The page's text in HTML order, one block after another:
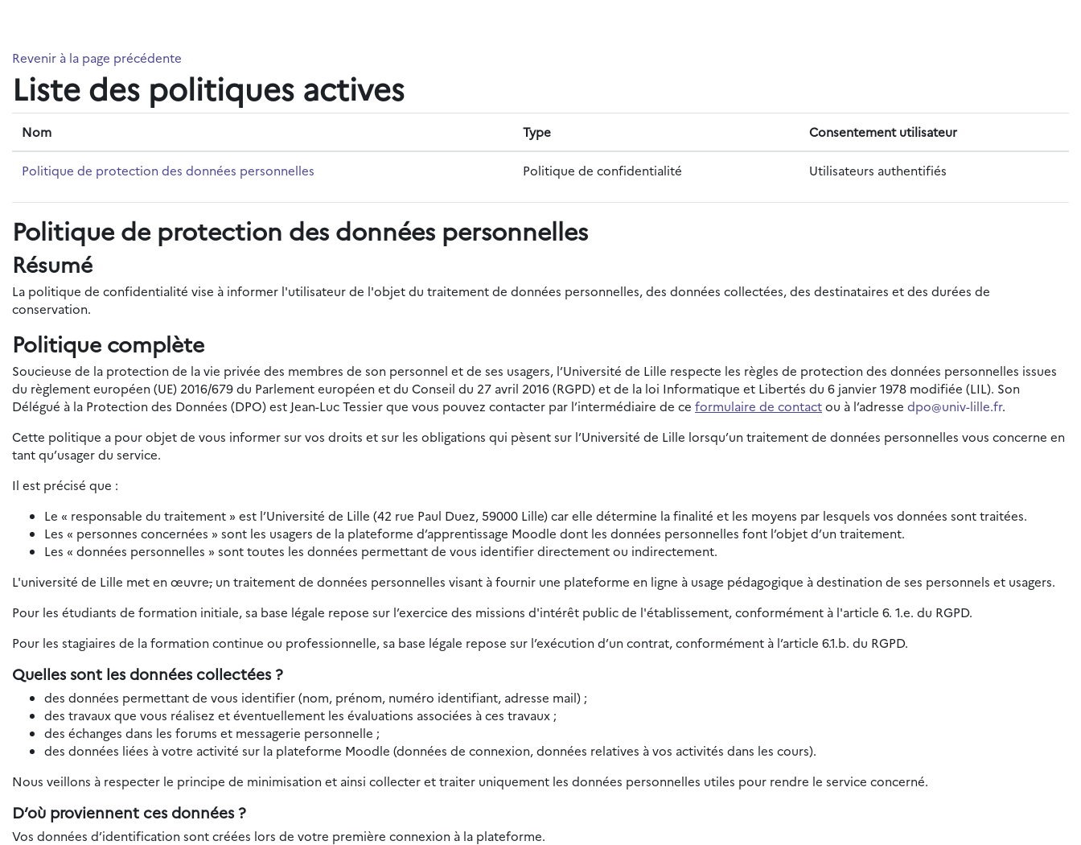
Revenir à la page précédente
Liste des politiques actives
Nom Type Consentement utilisateur
Politique de protection des données personnelles Politique de confidentialité Utilisateurs authentifiés
Politique de protection des données personnelles
Résumé
La politique de confidentialité vise à informer l'utilisateur de l'objet du traitement de données personnelles, des données collectées, des destinataires et des durées de
conservation.
Politique complète
Soucieuse de la protection de la vie privée des membres de son personnel et de ses usagers, l’Université de Lille respecte les règles de protection des données personnelles issues
du règlement européen (UE) 2016/679 du Parlement européen et du Conseil du 27 avril 2016 (RGPD) et de la loi Informatique et Libertés du 6 janvier 1978 modifiée (LIL). Son
Délégué à la Protection des Données (DPO) est Jean-Luc Tessier que vous pouvez contacter par l’intermédiaire de ce formulaire de contactou à l’adresse dpo@univ-lille.fr.
Cette politique a pour objet de vous informer sur vos droits et sur les obligations qui pèsent sur l’Université de Lille lorsqu’un traitement de données personnelles vous concerne en
tant qu’usager du service.
Il est précisé que :
Le « responsable du traitement » est l’Université de Lille (42 rue Paul Duez, 59000 Lille) car elle détermine la finalité et les moyens par lesquels vos données sont traitées.
Les « personnes concernées » sont les usagers de la plateforme d’apprentissage Moodle dont les données personnelles font l’objet d’un traitement.
Les « données personnelles » sont toutes les données permettant de vous identifier directement ou indirectement.
L'université de Lille met en œuvre, un traitement de données personnelles visant à fournir une plateforme en ligne à usage pédagogique à destination de ses personnels et usagers.
Pour les étudiants de formation initiale, sa base légale repose sur l’exercice des missions d'intérêt public de l'établissement, conformément à l'article 6. 1.e. du RGPD.
Pour les stagiaires de la formation continue ou professionnelle, sa base légale repose sur l’exécution d’un contrat, conformément à l’article 6.1.b. du RGPD.
Quelles sont les données collectées ?
des données permettant de vous identifier (nom, prénom, numéro identifiant, adresse mail) ;
des travaux que vous réalisez et éventuellement les évaluations associées à ces travaux ;
des échanges dans les forums et messagerie personnelle ;
des données liées à votre activité sur la plateforme Moodle (données de connexion, données relatives à vos activités dans les cours).
Nous veillons à respecter le principe de minimisation et ainsi collecter et traiter uniquement les données personnelles utiles pour rendre le service concerné.
D’où proviennent ces données ?
Vos données d’identification sont créées lors de votre première connexion à la plateforme.